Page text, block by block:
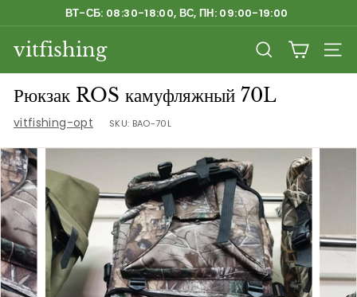
к
содержанию
Приостановить
ВТ-СБ: 08:30-18:00, ВС, ПН: 09:00-19:00
vitfishing ПОИСК
Рюкзак ROS камуфляжный 70L
vitfishing-opt SKU: BAO-70L